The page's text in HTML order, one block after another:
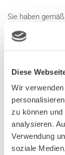
Diese
Wir
zu können
analysieren.
Verwendung
soziale
Sie haben
ausschließlich
einschließlich
zu werden, die
nicht, wenn die
Erfüllung eines
der
Ihrer Rechte